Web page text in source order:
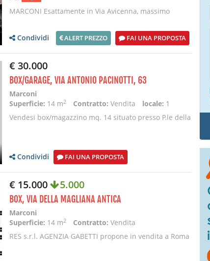
MARCONI Esattamente in Via Avicenna, massimo
Condividi ALERT PREZZO FAI UNA PROPOSTA
€ 30.000
BOX/GARAGE, VIA ANTONIO PACINOTTI, 63
Marconi
Superficie: 14 m2 Contratto: Vendita locale: 1
Vendesi box/magazzino mq. 14 situato presso P.le della
Condividi FAI UNA PROPOSTA
€ 15.000 5.000
BOX, VIA DELLA MAGLIANA ANTICA
Marconi
Superficie: 14 m2 Contratto: Vendita
RES s.r.l. AGENZIA GABETTI propone in vendita a Roma